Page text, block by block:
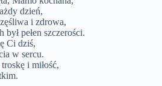
dzień,
i zdrowa,
pełen szczerości.
Ci dziś,
w sercu.
i miłość,